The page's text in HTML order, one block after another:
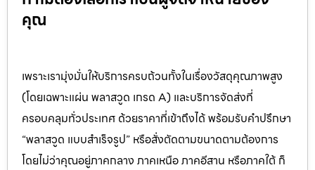
คุณ
เพราะเรามุ่งมั่นให้บริการครบถ้วนทั้งในเรื่องวัสดุคุณภาพสูง
(โดยเฉพาะแผ่น พลาสวูด เกรด A) และบริการจัดส่งที่
ครอบคลุมทั่วประเทศ ด้วยราคาที่เข้าถึงได้ พร้อมรับคำปรึกษา
“พลาสวูด แบบสำเร็จรูป” หรือสั่งตัดตามขนาดตามต้องการ
โดยไม่ว่าคุณอยู่ภาคกลาง ภาคเหนือ ภาคอีสาน หรือภาคใต้ ก็